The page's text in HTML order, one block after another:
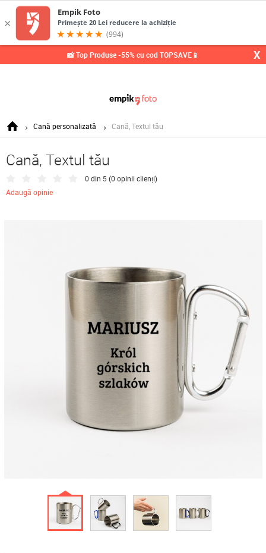
📸 Top Produse -55% cu cod TOPSAVE📱 X
Cană personalizată Cană, Textul tău
Cană, Textul tău
0 din 5 (0 opinii clienți)
Adaugă opinie